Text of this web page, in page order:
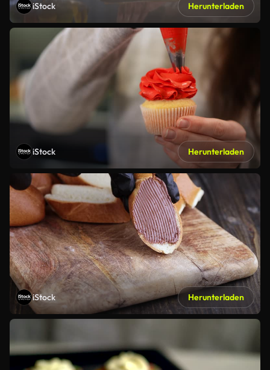
iStock Herunterladen
iStock Herunterladen
iStock Herunterladen